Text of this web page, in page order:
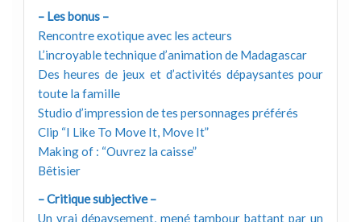
– Les bonus –
Rencontre exotique avec les acteurs
L’incroyable technique d’animation de Madagascar
Des heures de jeux et d’activités dépaysantes pour
toute la famille
Studio d’impression de tes personnages préférés
Clip “I Like To Move It, Move It”
Making of : “Ouvrez la caisse”
Bêtisier
– Critique subjective –
Un vrai dépaysement, mené tambour battant par un